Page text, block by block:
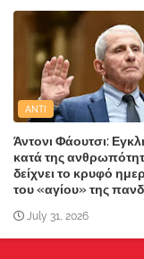
ANTI
Άντονι Φάουτσι:
κατά της
δείχνει το κρυφό
του «αγίου» της
July 31, 2026